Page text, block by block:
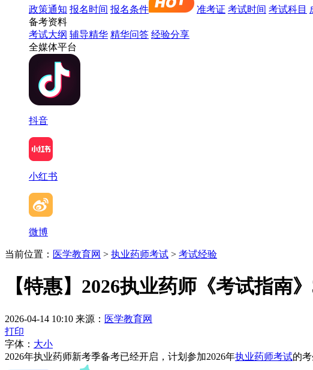
政策通知 报名时间 报名条件 准考证 考试时间 考试科目
备考资料
考试大纲 辅导精华 精华问答 经验分享
全媒体平台
抖音
小红书
微博
当前位置： 医学教育网 > 执业药师考试 > 考试经验
【特惠】2026执业药师《考试指南
2026-04-14 10:10 来源： 医学教育网
打印
字体： 大小
2026年执业药师新考季备考已经开启，计划参加2026年执业药师考试的